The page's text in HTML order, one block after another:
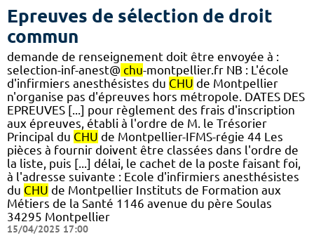
Epreuves de sélection de droit
commun
demande de renseignement doit être envoyée à :
selection-inf-anest@ chu-montpellier.fr NB : L'école
d'infirmiers anesthésistes du CHU de Montpellier
n'organise pas d'épreuves hors métropole. DATES DES
EPREUVES [...] pour règlement des frais d'inscription
aux épreuves, établi à l'ordre de M. le Trésorier
Principal du CHU de Montpellier-IFMS-régie 44 Les
pièces à fournir doivent être classées dans l'ordre de
la liste, puis [...] délai, le cachet de la poste faisant foi,
à l'adresse suivante : Ecole d'infirmiers anesthésistes
du CHU de Montpellier Instituts de Formation aux
Métiers de la Santé 1146 avenue du père Soulas
34295 Montpellier
15/04/2025 17:00